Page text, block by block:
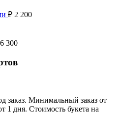
₽ 2 200
6 300
заказ. Минимальный заказ от
1 дня. Стоимость букета на